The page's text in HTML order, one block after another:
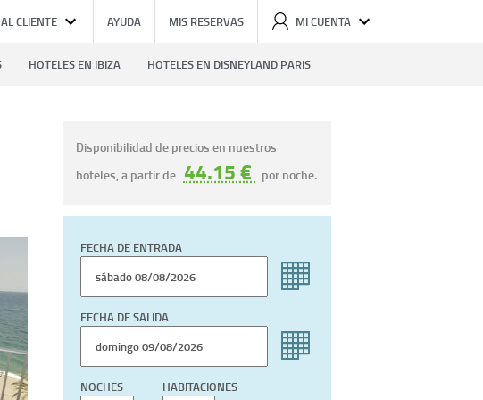
CLIENTE AYUDA MIS RESERVAS MI CUENTA
HOTELES EN IBIZA HOTELES EN DISNEYLAND PARIS
Disponibilidad de precios en nuestros
hoteles, a partir de 44.15 € por noche.
FECHA DE ENTRADA
FECHA DE SALIDA
NOCHES HABITACIONES